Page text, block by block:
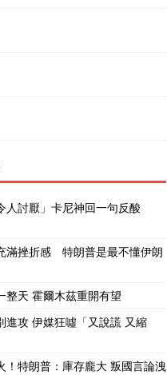
人討厭」卡尼神回一句反酸
滿挫折感 特朗普是最不懂伊朗
整天 霍爾木茲重開有望
進攻 伊媒狂噓「又說謊 又縮
！特朗普：庫存龐大 叛國言論洩